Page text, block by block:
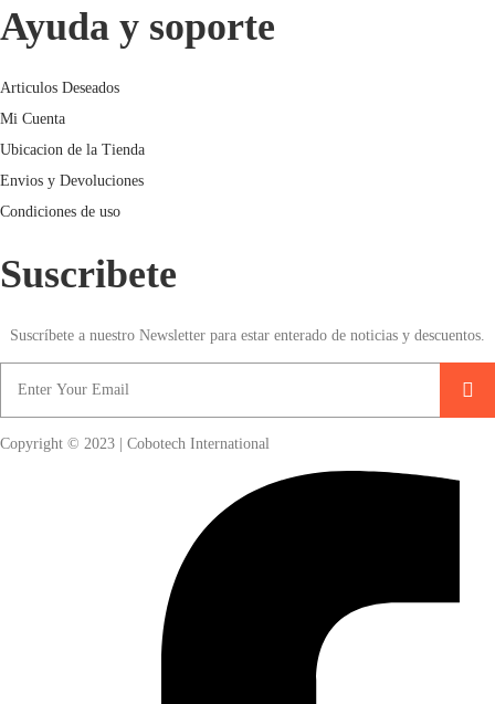
Ayuda y soporte
Articulos Deseados
Mi Cuenta
Ubicacion de la Tienda
Envios y Devoluciones
Condiciones de uso
Suscribete
Suscríbete a nuestro Newsletter para estar enterado de noticias y descuentos.
Copyright © 2023 | Cobotech International